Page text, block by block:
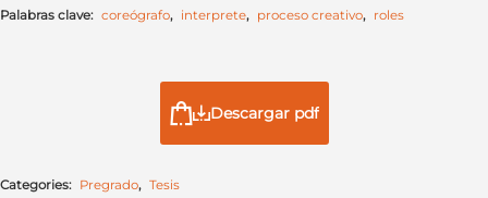
Palabras clave: coreógrafo, interprete, proceso creativo, roles
Descargar pdf
Categories: Pregrado, Tesis